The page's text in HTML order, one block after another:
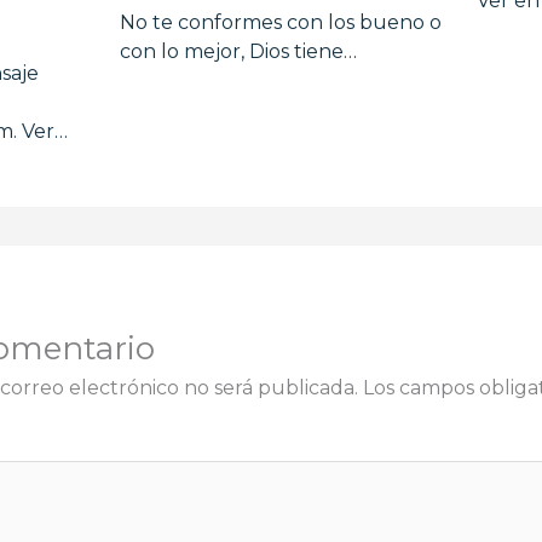
Ver…
No te conformes con los bueno o
con lo mejor, Dios tiene…
electrónico no será publicada. Los campos